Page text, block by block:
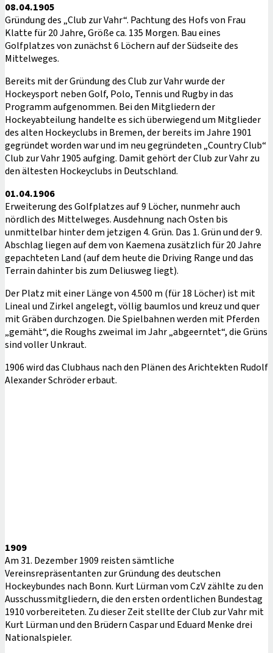
08.04.1905
Gründung des „Club zur Vahr“. Pachtung des Hofs von Frau
Klatte für 20 Jahre, Größe ca. 135 Morgen. Bau eines
Golfplatzes von zunächst 6 Löchern auf der Südseite des
Mittelweges.
Bereits mit der Gründung des Club zur Vahr wurde der
Hockeysport neben Golf, Polo, Tennis und Rugby in das
Programm aufgenommen. Bei den Mitgliedern der
Hockeyabteilung handelte es sich überwiegend um Mitglieder
des alten Hockeyclubs in Bremen, der bereits im Jahre 1901
gegründet worden war und im neu gegründeten „Country Club“
Club zur Vahr 1905 aufging. Damit gehört der Club zur Vahr zu
den ältesten Hockeyclubs in Deutschland.
01.04.1906
Erweiterung des Golfplatzes auf 9 Löcher, nunmehr auch
nördlich des Mittelweges. Ausdehnung nach Osten bis
unmittelbar hinter dem jetzigen 4. Grün. Das 1. Grün und der 9.
Abschlag liegen auf dem von Kaemena zusätzlich für 20 Jahre
gepachteten Land (auf dem heute die Driving Range und das
Terrain dahinter bis zum Deliusweg liegt).
Der Platz mit einer Länge von 4.500 m (für 18 Löcher) ist mit
Lineal und Zirkel angelegt, völlig baumlos und kreuz und quer
mit Gräben durchzogen. Die Spielbahnen werden mit Pferden
„gemäht“, die Roughs zweimal im Jahr „abgeerntet“, die Grüns
sind voller Unkraut.
1906 wird das Clubhaus nach den Plänen des Arichtekten Rudolf
Alexander Schröder erbaut.
1909
Am 31. Dezember 1909 reisten sämtliche
Vereinsrepräsentanten zur Gründung des deutschen
Hockeybundes nach Bonn. Kurt Lürman vom CzV zählte zu den
Ausschussmitgliedern, die den ersten ordentlichen Bundestag
1910 vorbereiteten. Zu dieser Zeit stellte der Club zur Vahr mit
Kurt Lürman und den Brüdern Caspar und Eduard Menke drei
Nationalspieler.